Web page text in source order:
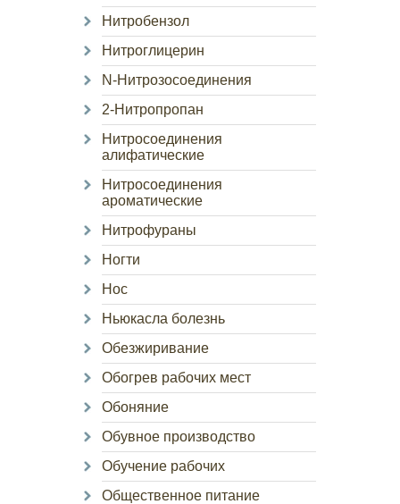
Нитробензол
Нитроглицерин
N-Нитрозосоединения
2-Нитропропан
Нитросоединения
алифатические
Нитросоединения
ароматические
Нитрофураны
Ногти
Нос
Ньюкасла болезнь
Обезжиривание
Обогрев рабочих мест
Обоняние
Обувное производство
Обучение рабочих
Общественное питание